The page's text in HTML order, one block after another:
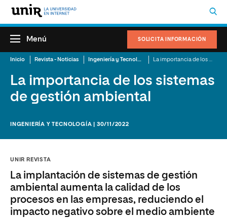
SOLICITA INFORMACIÓN
Menú
Inicio Revista - Noticias Ingeniería y Tecnología
La importancia de los sistemas
de gestión ambiental
INGENIERÍA Y TECNOLOGÍA | 30/11/2022
UNIR REVISTA
La implantación de sistemas de gestión
ambiental aumenta la calidad de los
procesos en las empresas, reduciendo el
impacto negativo sobre el medio ambiente